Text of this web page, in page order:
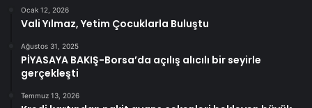
Ocak 12, 2026
Vali Yılmaz, Yetim Çocuklarla Buluştu
Ağustos 31, 2025
PİYASAYA BAKIŞ-Borsa’da açılış alıcılı bir seyirle
gerçekleşti
Temmuz 13, 2026